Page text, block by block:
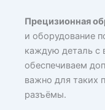
Прецизионная
и оборудование
каждую деталь
обеспечиваем
важно для таких
разъёмы.